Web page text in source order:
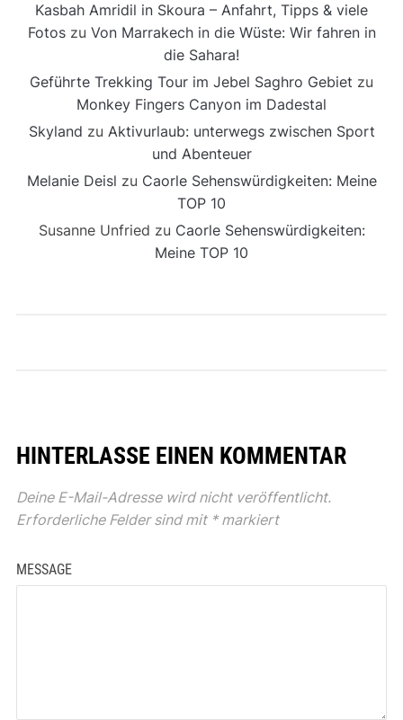
Kasbah Amridil in Skoura – Anfahrt, Tipps & viele
Fotoszu Von Marrakech in die Wüste: Wir fahren in
die Sahara!
Geführte Trekking Tour im Jebel Saghro Gebiet zu
Monkey Fingers Canyon im Dadestal
Skyland zu Aktivurlaub: unterwegs zwischen Sport
und Abenteuer
Melanie Deisl zu Caorle Sehenswürdigkeiten: Meine
TOP 10
Susanne Unfried zu Caorle Sehenswürdigkeiten:
Meine TOP 10
HINTERLASSE EINEN KOMMENTAR
Deine E-Mail-Adresse wird nicht veröffentlicht.
Erforderliche Felder sind mit *markiert
MESSAGE